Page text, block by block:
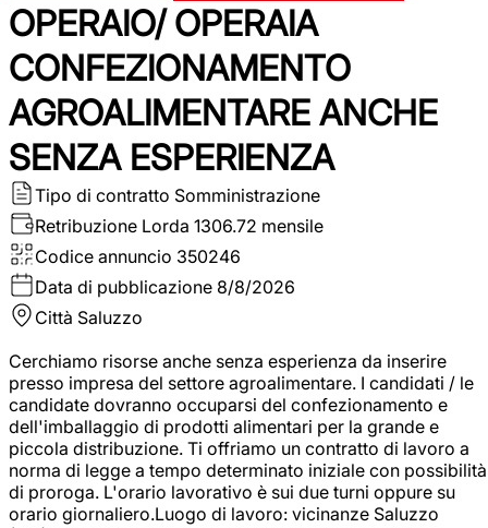
OPERAIO/ OPERAIA
CONFEZIONAMENTO
AGROALIMENTARE ANCHE
SENZA ESPERIENZA
Tipo di contratto Somministrazione
Retribuzione Lorda 1306.72 mensile
Codice annuncio 350246
Data di pubblicazione 8/8/2026
Città Saluzzo
Cerchiamo risorse anche senza esperienza da inserire
presso impresa del settore agroalimentare. I candidati / le
candidate dovranno occuparsi del confezionamento e
dell'imballaggio di prodotti alimentari per la grande e
piccola distribuzione. Ti offriamo un contratto di lavoro a
norma di legge a tempo determinato iniziale con possibilità
di proroga. L'orario lavorativo è sui due turni oppure su
orario giornaliero.Luogo di lavoro: vicinanze Saluzzo